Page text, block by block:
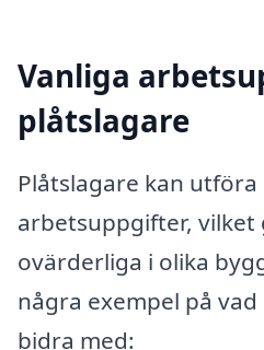
Vanliga
plåtslagare
Plåtslagare kan utföra
arbetsuppgifter, vilket
ovärderliga i olika
några exempel på
bidra med: